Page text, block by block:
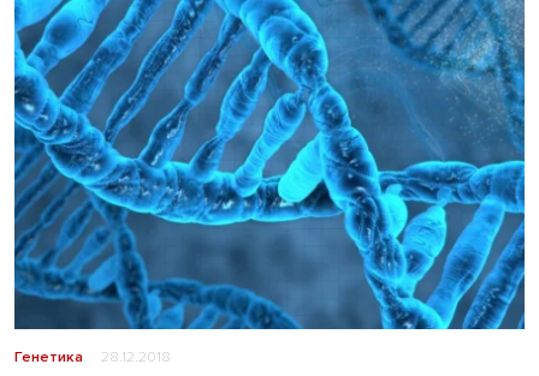
Генетика 28.12.2018